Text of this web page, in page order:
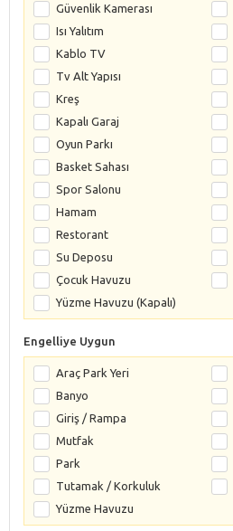
Güvenlik Kamerası
Isı Yalıtım
Kablo TV
Tv Alt Yapısı
Kreş
Kapalı Garaj
Oyun Parkı
Basket Sahası
Spor Salonu
Hamam
Restorant
Su Deposu
Çocuk Havuzu
Yüzme Havuzu (Kapalı)
Engelliye Uygun
Araç Park Yeri
Banyo
Giriş / Rampa
Mutfak
Park
Tutamak / Korkuluk
Yüzme Havuzu